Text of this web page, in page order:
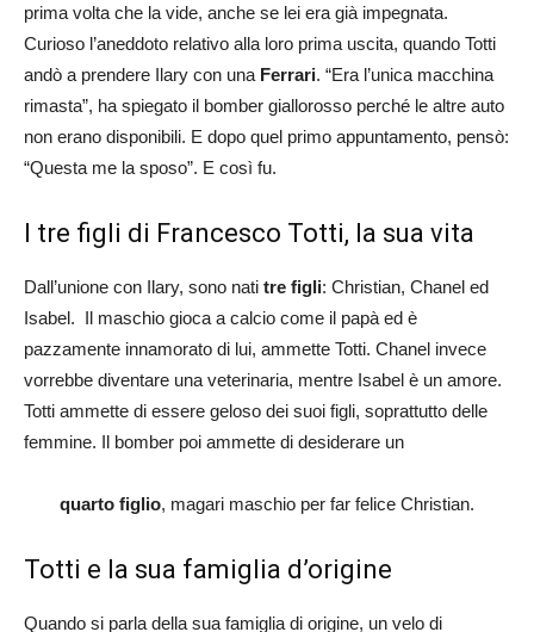
prima volta che la vide, anche se lei era già impegnata.
Curioso l’aneddoto relativo alla loro prima uscita, quando Totti
andò a prendere Ilary con una Ferrari. “Era l’unica macchina
rimasta”, ha spiegato il bomber giallorosso perché le altre auto
non erano disponibili. E dopo quel primo appuntamento, pensò:
“Questa me la sposo”. E così fu.
I tre figli di Francesco Totti, la sua vita
Dall’unione con Ilary, sono nati tre figli: Christian, Chanel ed
Isabel. Il maschio gioca a calcio come il papà ed è
pazzamente innamorato di lui, ammette Totti. Chanel invece
vorrebbe diventare una veterinaria, mentre Isabel è un amore.
Totti ammette di essere geloso dei suoi figli, soprattutto delle
femmine. Il bomber poi ammette di desiderare un
quarto figlio, magari maschio per far felice Christian.
Totti e la sua famiglia d’origine
Quando si parla della sua famiglia di origine, un velo di